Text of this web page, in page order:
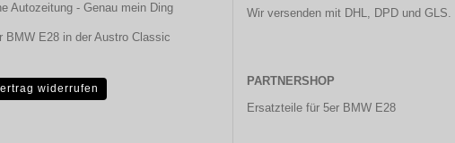
Autozeitung - Genau mein Ding
BMW E28 in der Austro Classic
widerrufen
Wir versenden mit DHL, DPD und GLS.
PARTNERSHOP
Ersatzteile für 5er BMW E28